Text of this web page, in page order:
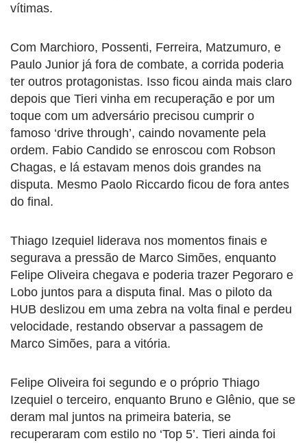
vítimas.
Com Marchioro, Possenti, Ferreira, Matzumuro, e
Paulo Junior já fora de combate, a corrida poderia
ter outros protagonistas. Isso ficou ainda mais claro
depois que Tieri vinha em recuperação e por um
toque com um adversário precisou cumprir o
famoso ‘drive through’, caindo novamente pela
ordem. Fabio Candido se enroscou com Robson
Chagas, e lá estavam menos dois grandes na
disputa. Mesmo Paolo Riccardo ficou de fora antes
do final.
Thiago Izequiel liderava nos momentos finais e
segurava a pressão de Marco Simões, enquanto
Felipe Oliveira chegava e poderia trazer Pegoraro e
Lobo juntos para a disputa final. Mas o piloto da
HUB deslizou em uma zebra na volta final e perdeu
velocidade, restando observar a passagem de
Marco Simões, para a vitória.
Felipe Oliveira foi segundo e o próprio Thiago
Izequiel o terceiro, enquanto Bruno e Glênio, que se
deram mal juntos na primeira bateria, se
recuperaram com estilo no ‘Top 5’. Tieri ainda foi